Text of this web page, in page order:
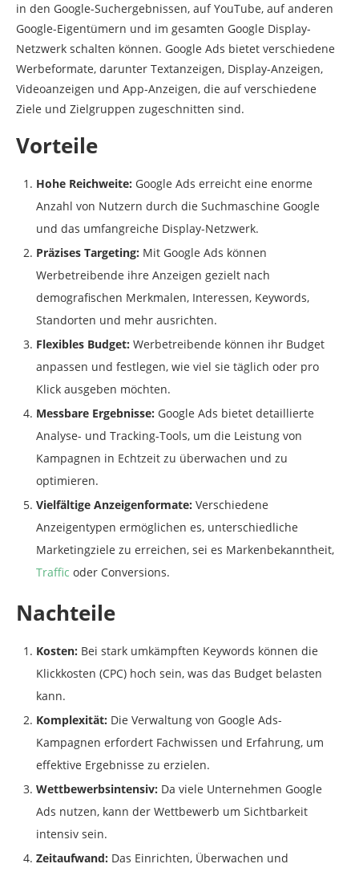
in den Google-Suchergebnissen, auf YouTube, auf anderen
Google-Eigentümern und im gesamten Google Display-
Netzwerk schalten können. Google Ads bietet verschiedene
Werbeformate, darunter Textanzeigen, Display-Anzeigen,
Videoanzeigen und App-Anzeigen, die auf verschiedene
Ziele und Zielgruppen zugeschnitten sind.
Vorteile
Hohe Reichweite: Google Ads erreicht eine enorme
Anzahl von Nutzern durch die Suchmaschine Google
und das umfangreiche Display-Netzwerk.
Präzises Targeting: Mit Google Ads können
Werbetreibende ihre Anzeigen gezielt nach
demografischen Merkmalen, Interessen, Keywords,
Standorten und mehr ausrichten.
Flexibles Budget: Werbetreibende können ihr Budget
anpassen und festlegen, wie viel sie täglich oder pro
Klick ausgeben möchten.
Messbare Ergebnisse: Google Ads bietet detaillierte
Analyse- und Tracking-Tools, um die Leistung von
Kampagnen in Echtzeit zu überwachen und zu
optimieren.
Vielfältige Anzeigenformate: Verschiedene
Anzeigentypen ermöglichen es, unterschiedliche
Marketingziele zu erreichen, sei es Markenbekanntheit,
Traffic oder Conversions.
Nachteile
Kosten: Bei stark umkämpften Keywords können die
Klickkosten (CPC) hoch sein, was das Budget belasten
kann.
Komplexität: Die Verwaltung von Google Ads-
Kampagnen erfordert Fachwissen und Erfahrung, um
effektive Ergebnisse zu erzielen.
Wettbewerbsintensiv: Da viele Unternehmen Google
Ads nutzen, kann der Wettbewerb um Sichtbarkeit
intensiv sein.
Zeitaufwand: Das Einrichten, Überwachen und